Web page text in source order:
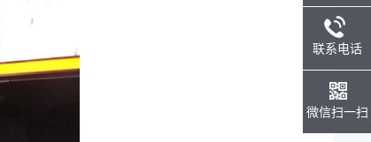
联系电话
微信扫一扫